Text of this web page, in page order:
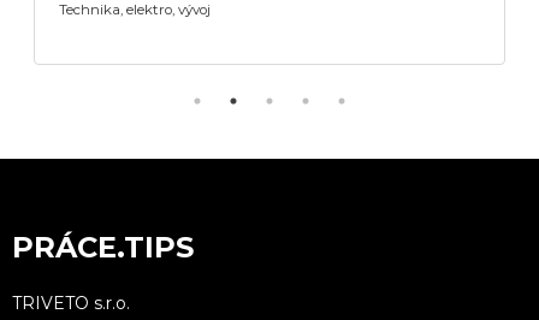
Technika, elektro, vývoj
PRÁCE.TIPS
TRIVETO s.r.o.